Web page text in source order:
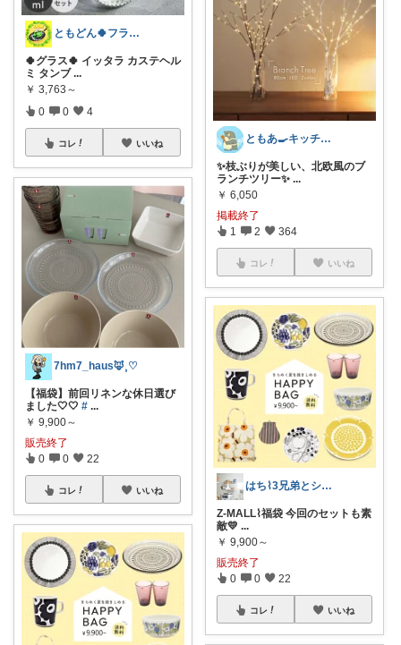
ともどん🍀フライパン料理ある暮らし🍳
🍀グラス🍀 イッタラ カステヘル
ミ タンブ ...
￥ 3,763～
0 0 4
コレ いいね
7hm7_haus‪🦊⸒♡
【福袋】前回リネンな休日選び
ました🤍🤍 # ...
￥ 9,900～
販売終了
0 0 22
コレ いいね
ともあ🍳キッチンと暮らし
✨枝ぶりが美しい、北欧風のブ
ランチツリー✨ ...
￥ 6,050
掲載終了
1 2 364
コレ いいね
はち⌇3兄弟とシンプルな暮らし
Z-MALL⌇福袋 今回のセットも素
敵💛 ...
￥ 9,900～
販売終了
0 0 22
コレ いいね